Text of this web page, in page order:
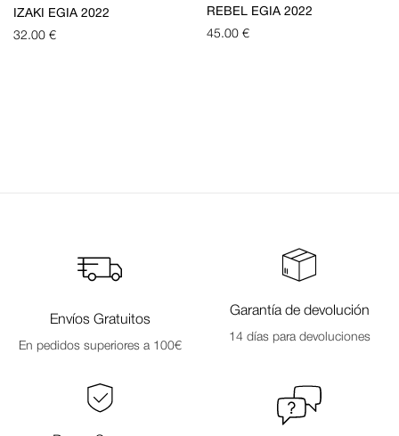
IZAKI EGIA 2022
32.00 €
REBEL EGIA 2022
45.00 €
Envíos Gratuitos
En pedidos superiores a 100€
Garantía de devolución
14 días para devoluciones